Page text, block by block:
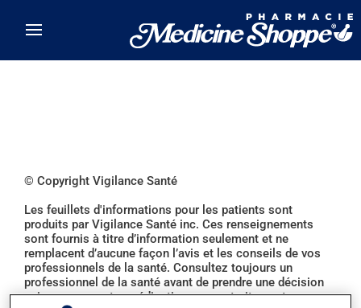
© Copyright Vigilance Santé
Les feuillets d'informations pour les patients sont
produits par Vigilance Santé inc. Ces renseignements
sont fournis à titre d’information seulement et ne
remplacent d’aucune façon l’avis et les conseils de vos
professionnels de la santé. Consultez toujours un
professionnel de la santé avant de prendre une décision
qui concerne votre médication ou vos traitements.